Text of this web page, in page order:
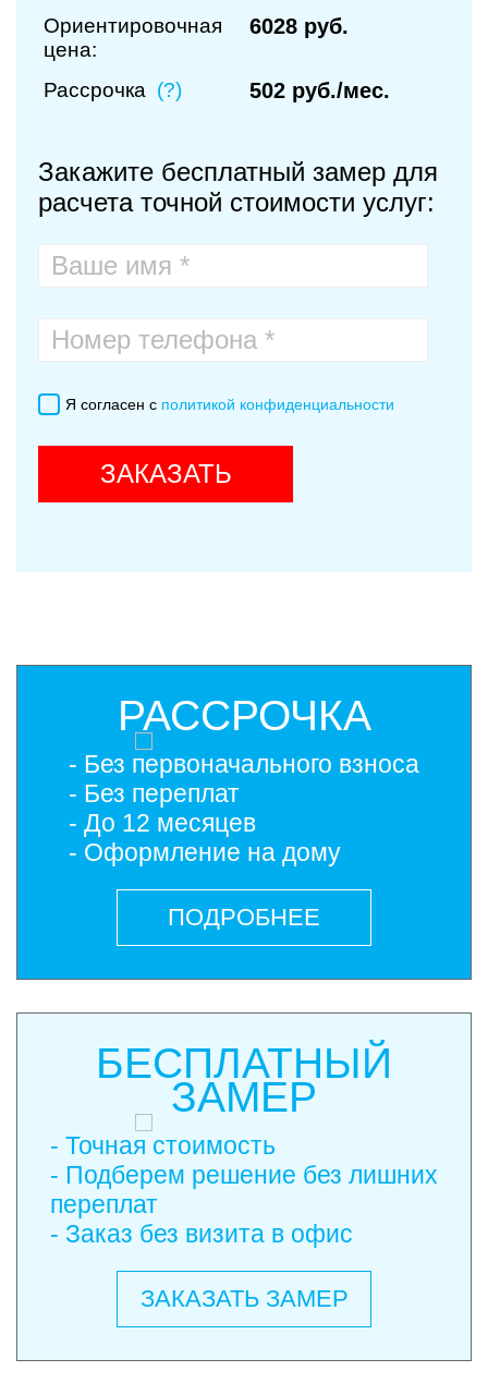
Ориентировочная
цена:
6028 руб.
Рассрочка (?) 502 руб./мес.
Закажите бесплатный замер для
расчета точной стоимости услуг:
Я согласен с политикой конфиденциальности
ЗАКАЗАТЬ
РАССРОЧКА
- Без первоначального взноса
- Без переплат
- До 12 месяцев
- Оформление на дому
ПОДРОБНЕЕ
БЕСПЛАТНЫЙ
ЗАМЕР
- Точная стоимость
- Подберем решение без лишних
переплат
- Заказ без визита в офис
ЗАКАЗАТЬ ЗАМЕР